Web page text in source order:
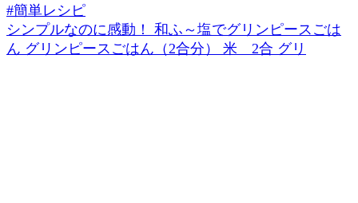
シンプルなのに感動！ 和ふ～塩でグリンピースごは
ん グリンピースごはん（2合分） 米 2合 グリ